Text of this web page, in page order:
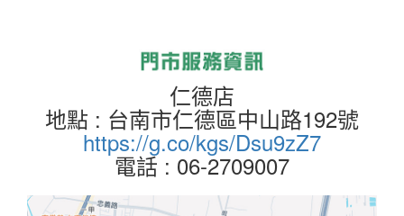
仁德店
地點 : 台南市仁德區中山路192號
https://g.co/kgs/Dsu9zZ7
電話 : 06-2709007